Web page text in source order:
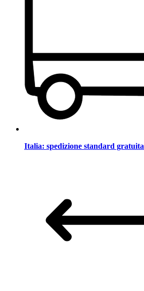
Italia: spedizione standard gratuita